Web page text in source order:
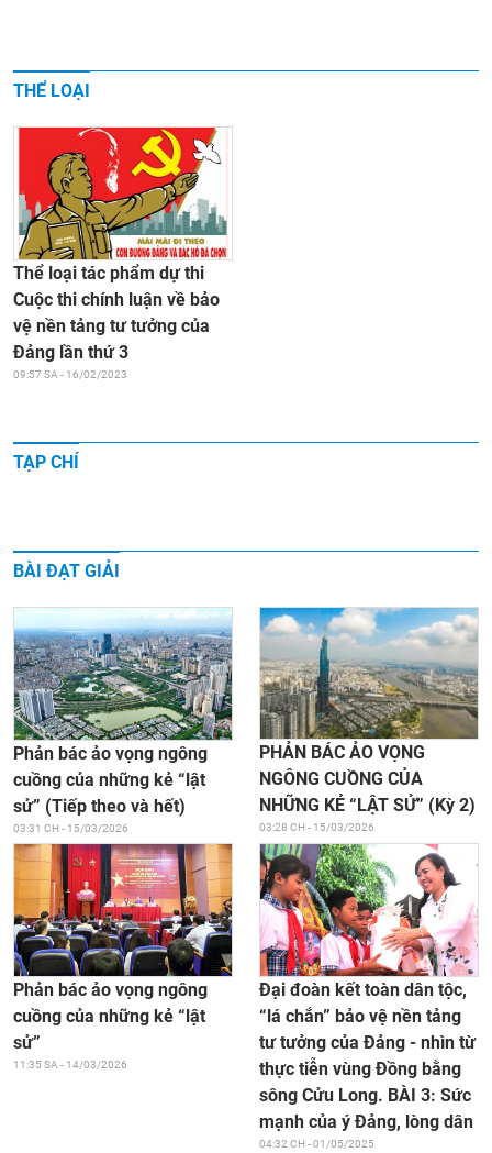
THỂ LOẠI
Thể loại tác phẩm dự thi
Cuộc thi chính luận về bảo
vệ nền tảng tư tưởng của
Đảng lần thứ 3
09:57 SA - 16/02/2023
TẠP CHÍ
BÀI ĐẠT GIẢI
Phản bác ảo vọng ngông
cuồng của những kẻ “lật
sử” (Tiếp theo và hết)
03:31 CH - 15/03/2026
PHẢN BÁC ẢO VỌNG
NGÔNG CUỒNG CỦA
NHỮNG KẺ “LẬT SỬ” (Kỳ 2)
03:28 CH - 15/03/2026
Phản bác ảo vọng ngông
cuồng của những kẻ “lật
sử”
11:35 SA - 14/03/2026
Đại đoàn kết toàn dân tộc,
“lá chắn” bảo vệ nền tảng
tư tưởng của Đảng - nhìn từ
thực tiễn vùng Đồng bằng
sông Cửu Long. BÀI 3: Sức
mạnh của ý Đảng, lòng dân
04:32 CH - 01/05/2025